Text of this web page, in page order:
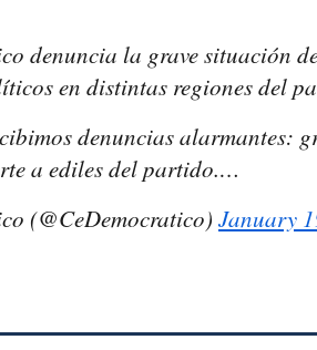
denuncia la grave situación
en distintas regiones del
denuncias alarmantes:
a ediles del partido.…
(@CeDemocratico) January